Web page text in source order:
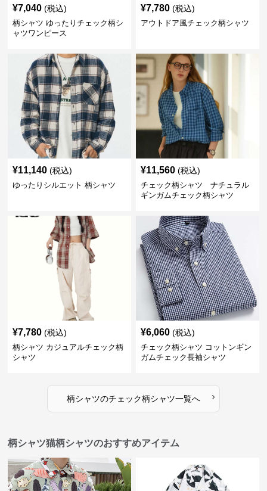
¥7,040 (税込)
柄シャツ ゆったりチェック柄シ
ャツワンピース
¥7,780 (税込)
アウトドア風チェック柄シャツ
¥11,140 (税込)
ゆったりシルエット 柄シャツ
¥11,560 (税込)
チェック柄シャツ ナチュラル
ギンガムチェック柄シャツ
¥7,780 (税込)
柄シャツ カジュアルチェック柄
シャツ
¥6,060 (税込)
チェック柄シャツ コットンギン
ガムチェック長袖シャツ
柄シャツのチェック柄シャツ一覧へ ›
柄シャツ猫柄シャツのおすすめアイテム